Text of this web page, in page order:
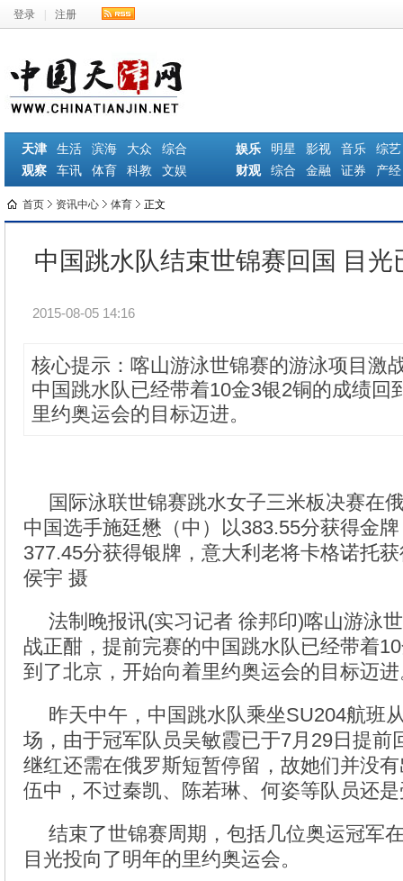
登录 注册
天津 生活 滨海 大众
综合
观察
车讯 体育 科教 文娱
娱乐 明星 影视 音乐
综艺
财观
综合 金融 证券 产经
首页 资讯中心 体育 正文
中国跳水队结束世锦赛回国 目光
2015-08-05 14:16
核心提示：喀山游泳世锦赛的游泳项目激
中国跳水队已经带着10金3银2铜的成绩回
里约奥运会的目标迈进。
国际泳联世锦赛跳水女子三米板决赛在
中国选手施廷懋（中）以383.55分获得金
377.45分获得银牌，意大利老将卡格诺托
侯宇 摄
法制晚报讯(实习记者 徐邦印)喀山游泳
战正酣，提前完赛的中国跳水队已经带着
到了北京，开始向着里约奥运会的目标迈
昨天中午，中国跳水队乘坐SU204航班
场，由于冠军队员吴敏霞已于7月29日提前
继红还需在俄罗斯短暂停留，故她们并没
伍中，不过秦凯、陈若琳、何姿等队员还
结束了世锦赛周期，包括几位奥运冠军
目光投向了明年的里约奥运会。